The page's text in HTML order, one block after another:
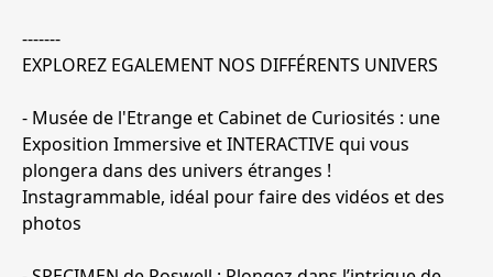
-------
EXPLOREZ EGALEMENT NOS DIFFÉRENTS UNIVERS
- Musée de l'Etrange et Cabinet de Curiosités : une
Exposition Immersive et INTERACTIVE qui vous
plongera dans des univers étranges !
Instagrammable, idéal pour faire des vidéos et des
photos